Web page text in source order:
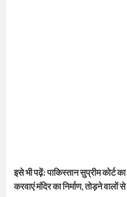
इसे भी पढ़ें:पाकिस्तान सुप्रीम कोर्ट
करवाएं मंदिर का निर्माण, तोड़ने वालों